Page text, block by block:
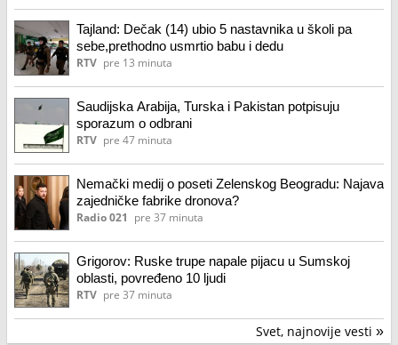
Tajland: Dečak (14) ubio 5 nastavnika u školi pa
sebe,prethodno usmrtio babu i dedu
RTV pre 13 minuta
Saudijska Arabija, Turska i Pakistan potpisuju
sporazum o odbrani
RTV pre 47 minuta
Nemački medij o poseti Zelenskog Beogradu: Najava
zajedničke fabrike dronova?
Radio 021 pre 37 minuta
Grigorov: Ruske trupe napale pijacu u Sumskoj
oblasti, povređeno 10 ljudi
RTV pre 37 minuta
Svet, najnovije vesti »